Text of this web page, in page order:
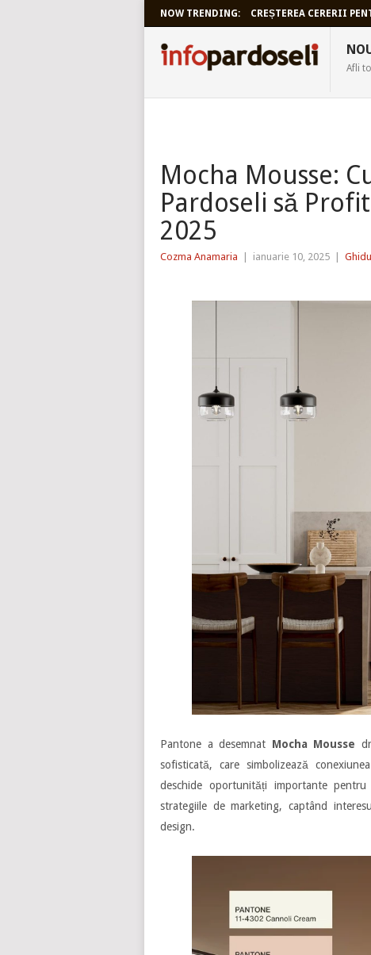
NOW TRENDING: CREȘTEREA CERERII
Afli
Mocha Mousse:
Pardoseli să
2025
Cozma Anamaria ianuarie 10, 2025
Pantone a desemnat Mocha Mousse
sofisticată, care simbolizează
deschide oportunități importante
strategiile de marketing, captând
design.